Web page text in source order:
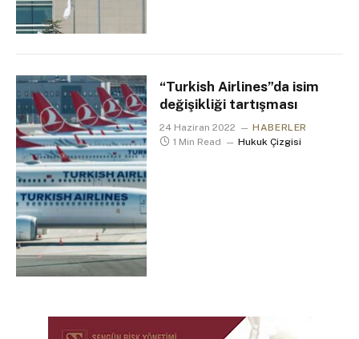
“Turkish Airlines”da isim
değişikliği tartışması
24 Haziran 2022
HABERLER
1 Min Read
Hukuk Çizgisi